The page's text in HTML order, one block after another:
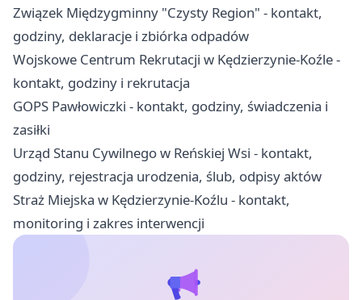
Związek Międzygminny "Czysty Region" - kontakt,
godziny, deklaracje i zbiórka odpadów
Wojskowe Centrum Rekrutacji w Kędzierzynie-Koźle -
kontakt, godziny i rekrutacja
GOPS Pawłowiczki - kontakt, godziny, świadczenia i
zasiłki
Urząd Stanu Cywilnego w Reńskiej Wsi - kontakt,
godziny, rejestracja urodzenia, ślub, odpisy aktów
Straż Miejska w Kędzierzynie-Koźlu - kontakt,
monitoring i zakres interwencji